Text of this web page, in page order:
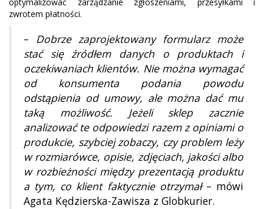
optymalizować zarządzanie zgłoszeniami, przesyłkami i
zwrotem płatności.
– Dobrze zaprojektowany formularz może
stać się źródłem danych o produktach i
oczekiwaniach klientów. Nie można wymagać
od konsumenta podania powodu
odstąpienia od umowy, ale można dać mu
taką możliwość. Jeżeli sklep zacznie
analizować te odpowiedzi razem z opiniami o
produkcie, szybciej zobaczy, czy problem leży
w rozmiarówce, opisie, zdjęciach, jakości albo
w rozbieżności między prezentacją produktu
a tym, co klient faktycznie otrzymał – mówi
Agata Kędzierska-Zawisza z Globkurier.